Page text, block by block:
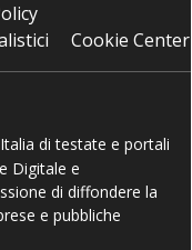
Cookie Center
di testate e portali
Digitale e
di diffondere la
e pubbliche